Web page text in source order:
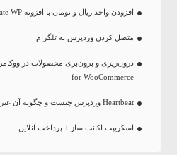
افزودن واحد ریال و تومان با افزونه Affiliate WP
متصل کردن وردپرس به تلگرام
for WooCommerce
Heartbeat وردپرس چیست و چگونه آن غیر فعال کنیم؟
اسکریپت اکانت ساز + پرداخت انلاین